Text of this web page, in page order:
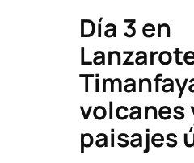
Día 3 en
volcanes
paisajes